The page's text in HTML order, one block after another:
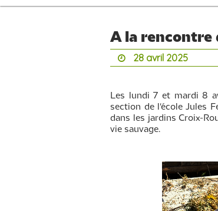
A la rencontre
28 avril 2025
Les lundi 7 et mardi 8
section de l'école Jules
dans les jardins Croix-
vie sauvage.